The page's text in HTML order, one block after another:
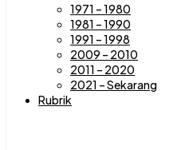
1971 – 1980
1981 – 1990
1991 – 1998
2009 – 2010
2011 – 2020
2021 – Sekarang
Rubrik